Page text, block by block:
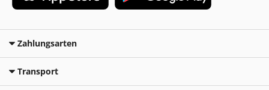
Zahlungsarten
Transport